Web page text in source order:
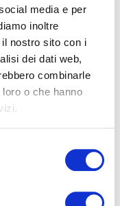
media e per
inoltre
nostro sito con i
dei dati web,
combinarle
o che hanno
che unisce
e coding
ABF del
in modo unico con